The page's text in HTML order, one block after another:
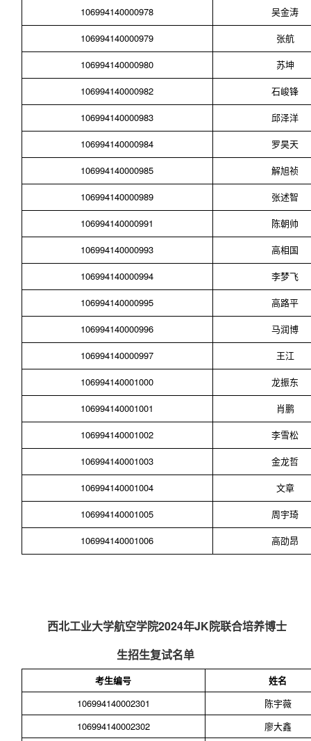
106994140000978
吴金涛
106994140000979
张航
106994140000980
苏坤
106994140000982
石峻锋
106994140000983
邱泽洋
106994140000984
罗昊天
106994140000985
解旭祯
106994140000989
张述智
106994140000991
陈朝帅
106994140000993
高相国
106994140000994
李梦飞
106994140000995
高路平
106994140000996
马润博
106994140000997
王江
106994140001000
龙振东
106994140001001
肖鹏
106994140001002
李雪松
106994140001003
金龙哲
106994140001004
文章
106994140001005
周宇琦
106994140001006
高劭昂
西北工业大学航空学院2024年JK院联合培养博士
生招生复试名单
考生编号
姓名
106994140002301
陈宇薇
106994140002302
廖大鑫